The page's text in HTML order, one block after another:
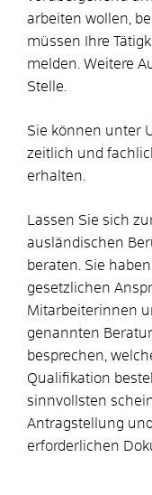
arbeiten wollen,
müssen Ihre
melden. Weitere
Stelle.
Sie können unter
zeitlich und
erhalten.
Lassen Sie sich
ausländischen
beraten. Sie
gesetzlichen
Mitarbeiterinnen
genannten
besprechen,
Qualifikation
sinnvollsten
Antragstellung
erforderlichen